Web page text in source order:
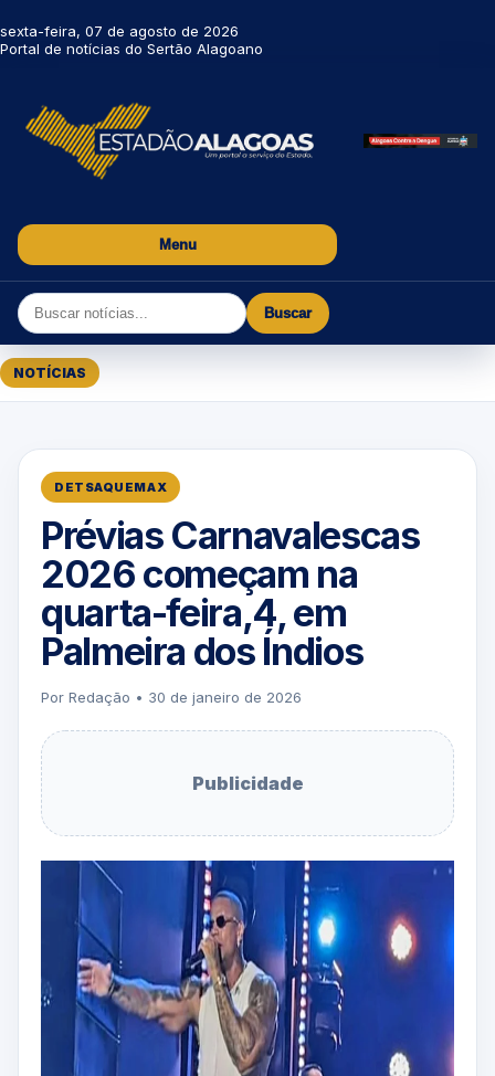
sexta-feira, 07 de agosto de 2026
Portal de notícias do Sertão Alagoano
Menu
Buscar
NOTÍCIAS
DETSAQUEMAX
Prévias Carnavalescas
2026 começam na
quarta-feira,4, em
Palmeira dos Índios
Por Redação • 30 de janeiro de 2026
Publicidade